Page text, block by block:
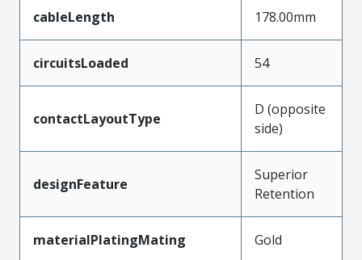
cableLength 178.00mm
circuitsLoaded 54
contactLayoutType
D (opposite
side)
designFeature
Superior
Retention
materialPlatingMating Gold